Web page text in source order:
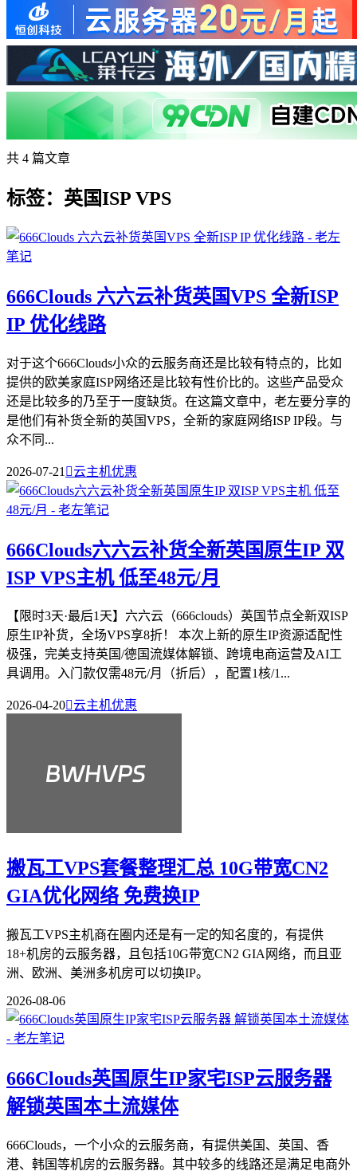
共 4 篇文章
标签：英国ISP VPS
666Clouds 六六云补货英国VPS 全新ISP
IP 优化线路
对于这个666Clouds小众的云服务商还是比较有特点的，比如
提供的欧美家庭ISP网络还是比较有性价比的。这些产品受众
还是比较多的乃至于一度缺货。在这篇文章中，老左要分享的
是他们有补货全新的英国VPS，全新的家庭网络ISP IP段。与
众不同...
2026-07-21 云主机优惠
666Clouds六六云补货全新英国原生IP 双
ISP VPS主机 低至48元/月
【限时3天·最后1天】六六云（666clouds）英国节点全新双ISP
原生IP补货，全场VPS享8折！​ 本次上新的原生IP资源适配性
极强，完美支持英国/德国流媒体解锁、跨境电商运营及AI工
具调用。入门款仅需48元/月（折后），配置1核/1...
2026-04-20云主机优惠
搬瓦工VPS套餐整理汇总 10G带宽CN2
GIA优化网络 免费换IP
搬瓦工VPS主机商在圈内还是有一定的知名度的，有提供
18+机房的云服务器，且包括10G带宽CN2 GIA网络，而且亚
洲、欧洲、美洲多机房可以切换IP。
2026-08-06
666Clouds英国原生IP家宅ISP云服务器
解锁英国本土流媒体
666Clouds，一个小众的云服务商，有提供美国、英国、香
港、韩国等机房的云服务器。其中较多的线路还是满足电商外